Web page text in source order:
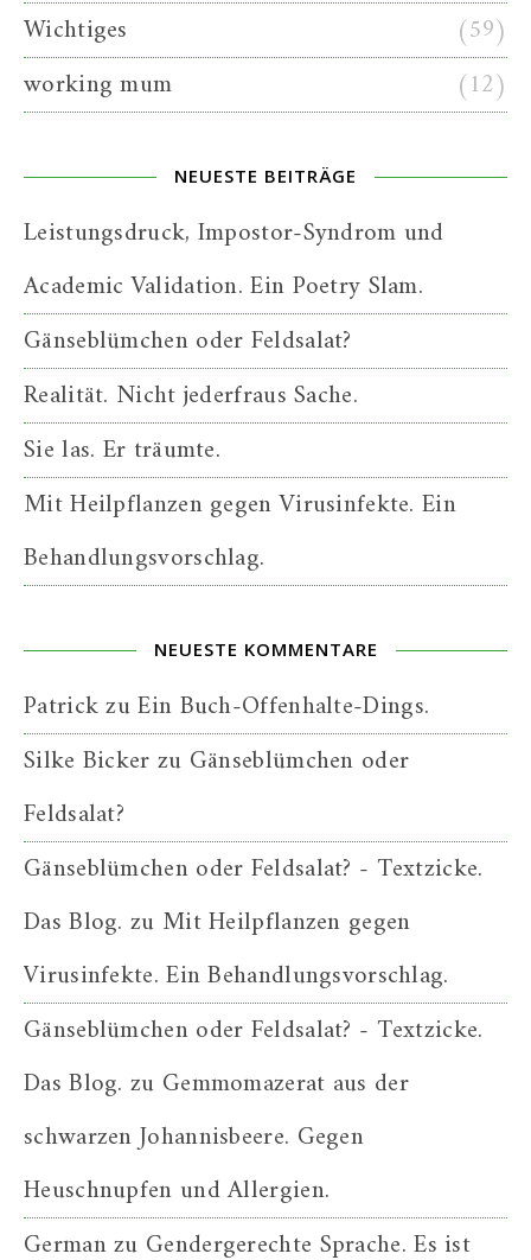
Wichtiges
(59)
working mum
(12)
NEUESTE BEITRÄGE
Leistungsdruck, Impostor-Syndrom und
Academic Validation. Ein Poetry Slam.
Gänseblümchen oder Feldsalat?
Realität. Nicht jederfraus Sache.
Sie las. Er träumte.
Mit Heilpflanzen gegen Virusinfekte. Ein
Behandlungsvorschlag.
NEUESTE KOMMENTARE
PatrickzuEin Buch-Offenhalte-Dings.
Silke Bickerzu Gänseblümchen oder
Feldsalat?
Gänseblümchen oder Feldsalat? - Textzicke.
Das Blog. zu Mit Heilpflanzen gegen
Virusinfekte. Ein Behandlungsvorschlag.
Gänseblümchen oder Feldsalat? - Textzicke.
Das Blog. zu Gemmomazerat aus der
schwarzen Johannisbeere. Gegen
Heuschnupfen und Allergien.
Germanzu Gendergerechte Sprache. Es ist